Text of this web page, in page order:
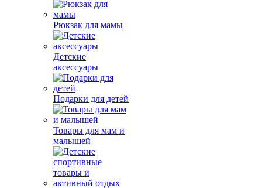
Рюкзак для мамы
Детские
аксессуары
Подарки для детей
Товары для мам и
малышей